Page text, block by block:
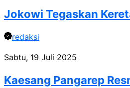
Jokowi Tegaskan
redaksi
Sabtu, 19 Juli 2025
Kaesang Pangarep